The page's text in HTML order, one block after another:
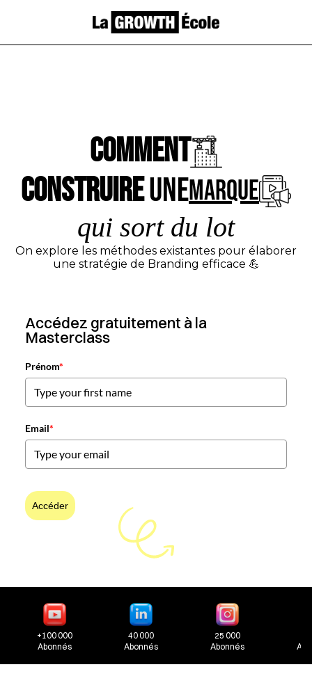
Comment
construireunemarque
qui sort du lot
On explore les méthodes existantes pour élaborer
une stratégie de Branding efficace 💪
Accédez gratuitement à la
Masterclass
Prénom*
Email*
Accéder
+100 000
Abonnés
40 000
Abonnés
25 000
Abonnés